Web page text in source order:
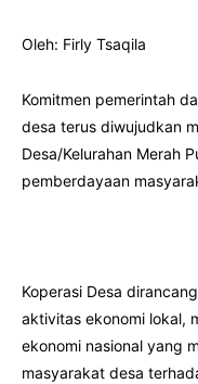
Oleh: Firly Tsaqila
Komitmen pemerintah
desa terus diwujudkan
Desa/Kelurahan Merah
pemberdayaan
Koperasi Desa
aktivitas ekonomi lokal,
ekonomi nasional yang
masyarakat desa